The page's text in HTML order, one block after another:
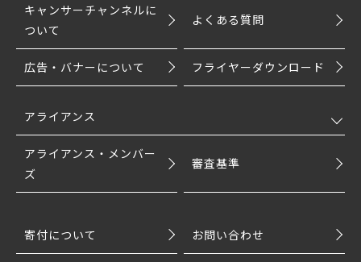
キャンサーチャンネルに
ついて
よくある質問
広告・バナーについて フライヤーダウンロード
アライアンス
アライアンス・メンバー
ズ
審査基準
寄付について お問い合わせ